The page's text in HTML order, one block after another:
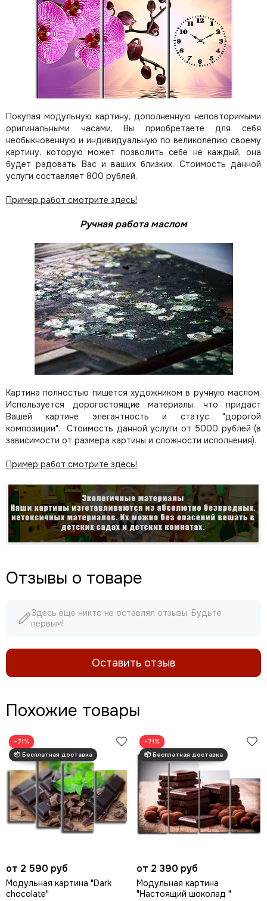
Покупая модульную картину, дополненную неповторимыми
оригинальными часами, Вы приобретаете для себя
необыкновенную и индивидуальную по великолепию своему
картину, которую может позволить себе не каждый, она
будет радовать Вас и ваших близких. Стоимость данной
услуги составляет 800 рублей.
Пример работ смотрите здесь!
Ручная работа маслом
Картина полностью пишется художником в ручную маслом.
Используется дорогостоящие материалы, что придаст
Вашей картине элегантность и статус "дорогой
композиции". Стоимость данной услуги от 5000 рублей (в
зависимости от размера картины и сложности исполнения).
Пример работ смотрите здесь!
Отзывы о товаре
Здесь еще никто не оставлял отзывы. Будьте
первым!
Оставить отзыв
Похожие товары
−71%
от 2 590 руб
Модульная картина "Dark
chocolate"
−71%
от 2 390 руб
Модульная картина
"Настоящий шоколад "